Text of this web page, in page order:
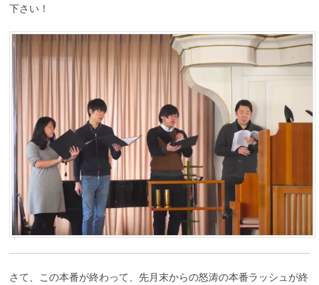
下さい！
さて、この本番が終わって、先月末からの怒涛の本番ラッシュが終